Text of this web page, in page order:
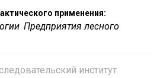
применения:
Предприятия лесного
институт